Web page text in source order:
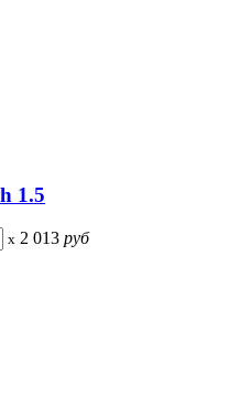
1.5
x 2 013 руб